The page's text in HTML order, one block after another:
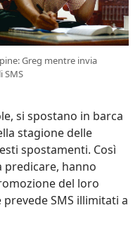
Greg mentre invia
SMS
si spostano in barca
stagione delle
spostamenti. Così
predicare, hanno
del loro
SMS illimitati a